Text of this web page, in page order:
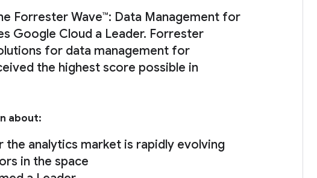
Forrester Wave™: Data Management for
Google Cloud a Leader. Forrester
for data management for
the highest score possible in
about:
analytics market is rapidly evolving
in the space